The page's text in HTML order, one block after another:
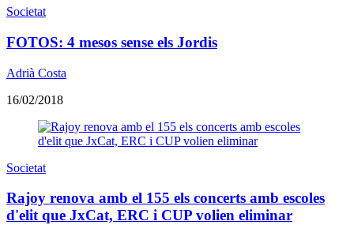
Societat
FOTOS: 4 mesos sense els Jordis
Adrià Costa
16/02/2018
Societat
Rajoy renova amb el 155 els concerts amb escoles
d'elit que JxCat, ERC i CUP volien eliminar